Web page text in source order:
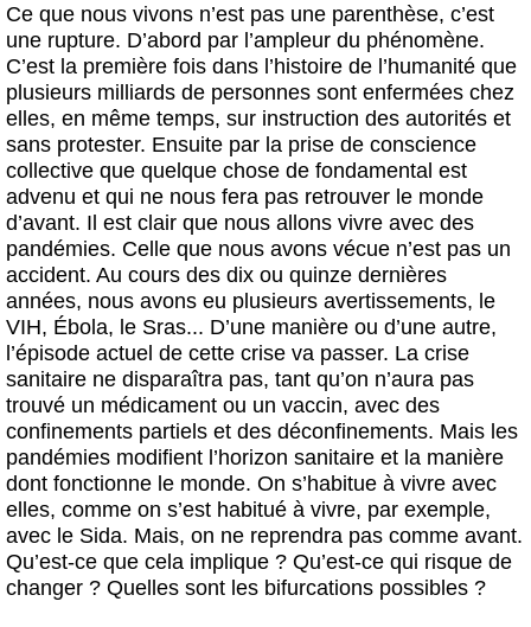
Ce que nous vivons n’est pas une parenthèse, c’est
une rupture. D’abord par l’ampleur du phénomène.
C’est la première fois dans l’histoire de l’humanité que
plusieurs milliards de personnes sont enfermées chez
elles, en même temps, sur instruction des autorités et
sans protester. Ensuite par la prise de conscience
collective que quelque chose de fondamental est
advenu et qui ne nous fera pas retrouver le monde
d’avant. Il est clair que nous allons vivre avec des
pandémies. Celle que nous avons vécue n’est pas un
accident. Au cours des dix ou quinze dernières
années, nous avons eu plusieurs avertissements, le
VIH, Ébola, le Sras... D’une manière ou d’une autre,
l’épisode actuel de cette crise va passer. La crise
sanitaire ne disparaîtra pas, tant qu’on n’aura pas
trouvé un médicament ou un vaccin, avec des
confinements partiels et des déconfinements. Mais les
pandémies modifient l’horizon sanitaire et la manière
dont fonctionne le monde. On s’habitue à vivre avec
elles, comme on s’est habitué à vivre, par exemple,
avec le Sida. Mais, on ne reprendra pas comme avant.
Qu’est-ce que cela implique ? Qu’est-ce qui risque de
changer ? Quelles sont les bifurcations possibles ?